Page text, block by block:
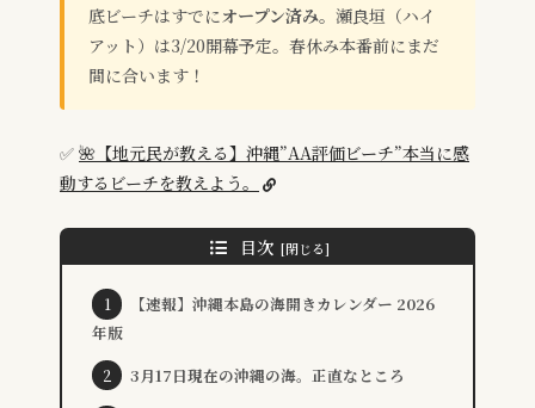
底ビーチはすでにオープン済み。瀬良垣（ハイ
アット）は3/20開幕予定。春休み本番前にまだ
間に合います！
✅ 🌺【地元民が教える】沖縄”AA評価ビーチ”本当に感
動するビーチを教えよう。
目次
【速報】沖縄本島の海開きカレンダー 2026
年版
3月17日現在の沖縄の海。正直なところ